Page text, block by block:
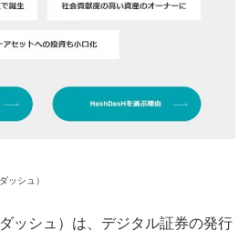
ッシュ）
ッシュ）は、デジタル証券の発行